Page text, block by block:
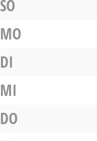
SO
MO
DI
MI
DO